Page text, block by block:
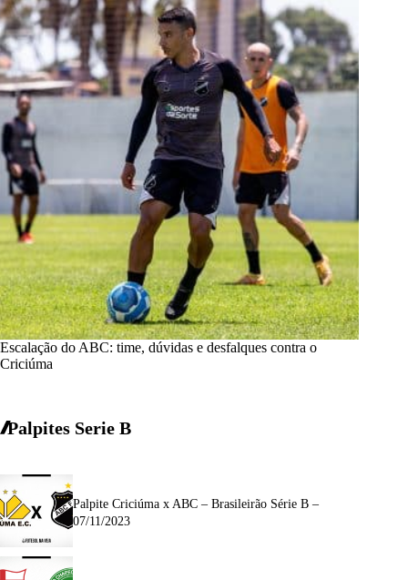
Escalação do ABC: time, dúvidas e desfalques contra o
Criciúma
Palpites Serie B
Palpite Criciúma x ABC – Brasileirão Série B –
07/11/2023